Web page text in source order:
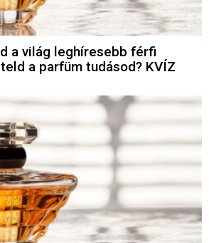
a világ leghíresebb férfi
a parfüm tudásod? KVÍZ